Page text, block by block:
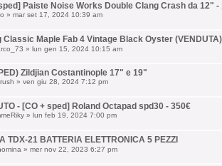
Paiste Noise Works Double Clang Crash da 12" -
» mar set 17, 2024 10:39 am
Classic Maple Fab 4 Vintage Black Oyster (VENDUTA)
» lun gen 15, 2024 10:15 am
Zildjian Costantinople 17" e 19"
» ven giu 28, 2024 7:12 pm
- [CO + sped] Roland Octapad spd30 - 350€
» lun feb 19, 2024 7:00 pm
TDX-21 BATTERIA ELETTRONICA 5 PEZZI
» mer nov 22, 2023 6:27 pm